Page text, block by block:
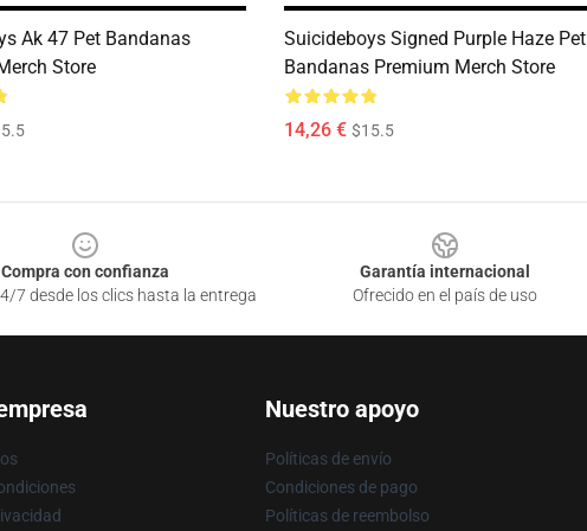
Ak 47 Pet Bandanas
Store
Suicideboys Signed Purple Haze Pet
Bandanas Premium Merch Store
14,26 € $15.5
Compra con confianza
7 desde los clics hasta la entrega
Garantía internacional
Ofrecido en el país de uso
Nuestro apoyo
Políticas de envío
Condiciones de pago
Políticas de reembolso